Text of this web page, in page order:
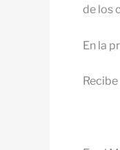
de los
En la